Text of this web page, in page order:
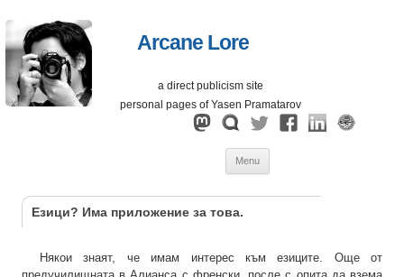
Arcane Lore
a direct publicism site
personal pages of Yasen Pramatarov
Menu
Езици? Има приложение за това.
Някои знаят, че имам интерес към езиците. Още от